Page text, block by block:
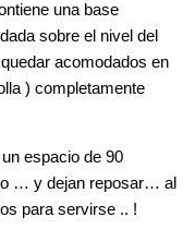
una base
sobre el nivel del
acomodados en
) completamente
espacio de 90
… y dejan reposar… al
para servirse .. !